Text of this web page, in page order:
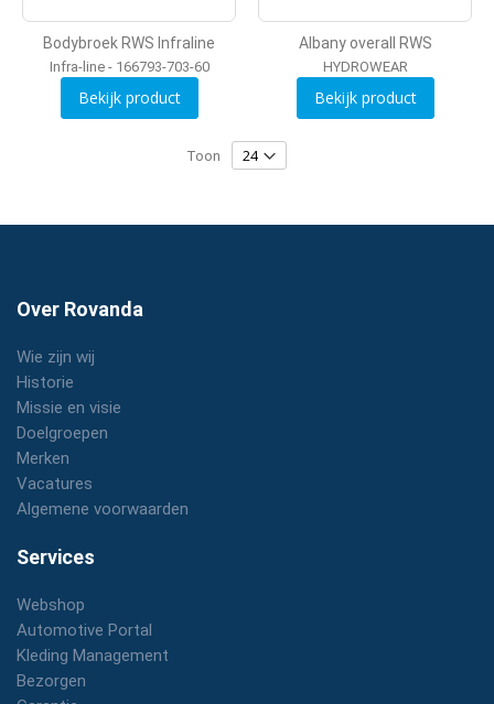
Bodybroek RWS Infraline
Infra-line - 166793-703-60
Bekijk product
Albany overall RWS
HYDROWEAR
Bekijk product
Toon
Over Rovanda
Wie zijn wij
Historie
Missie en visie
Doelgroepen
Merken
Vacatures
Algemene voorwaarden
Services
Webshop
Automotive Portal
Kleding Management
Bezorgen